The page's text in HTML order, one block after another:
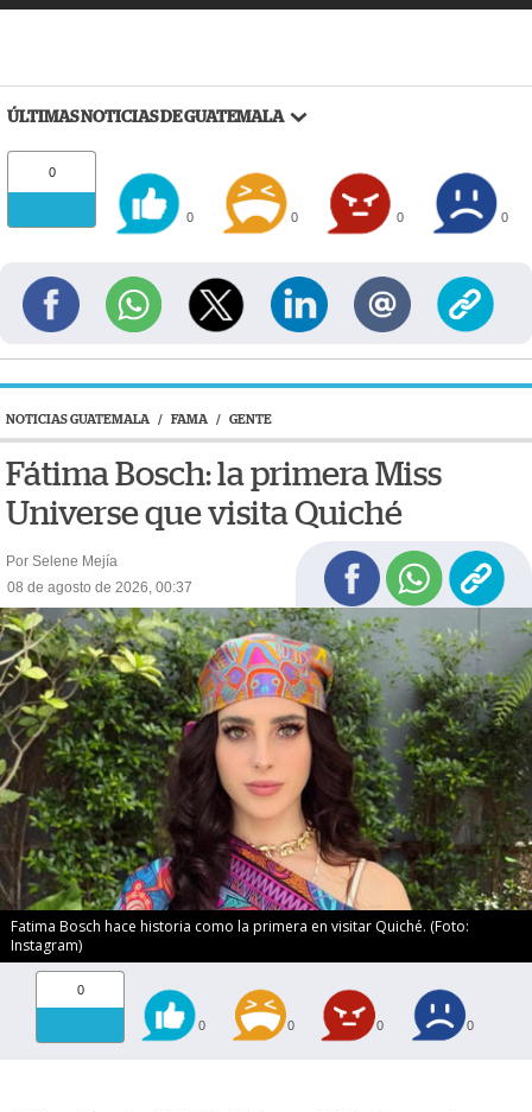
ÚLTIMAS NOTICIAS DE GUATEMALA
0
0 0 0 0
NOTICIAS GUATEMALA / FAMA / GENTE
Fátima Bosch: la primera Miss
Universe que visita Quiché
Por Selene Mejía
08 de agosto de 2026, 00:37
Fatima Bosch hace historia como la primera en visitar Quiché. (Foto:
Instagram)
0
0 0 0 0